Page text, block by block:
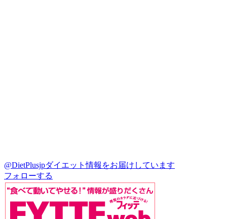
@DietPlusjpダイエット情報をお届けしています
フォローする